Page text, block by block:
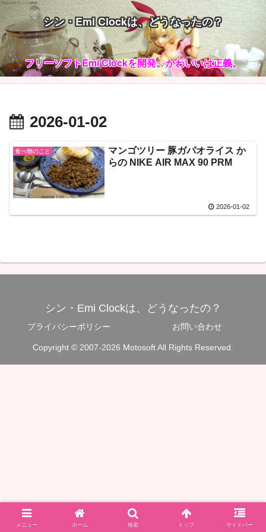
シン・Emi Clockは、どうなったの？
フリーソフトEmi Clockを開発。かわいいは正義。
2026-01-02
食べ物のこと
マンゴツリー 豚ガパオライス か
らの NIKE AIR MAX 90 PRM
2026-01-02
シン・Emi Clockは、どうなったの？
プライバシーポリシー お問い合わせ
Copyright © 2007-2026 Motosoft All Rights Reserved.
メニュー ホーム 検索 トップ サイドバー